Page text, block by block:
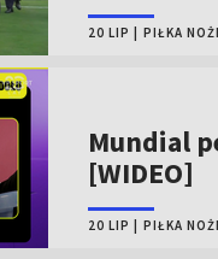
20 LIP PIŁKA
Mundial
[WIDEO]
20 LIP PIŁKA